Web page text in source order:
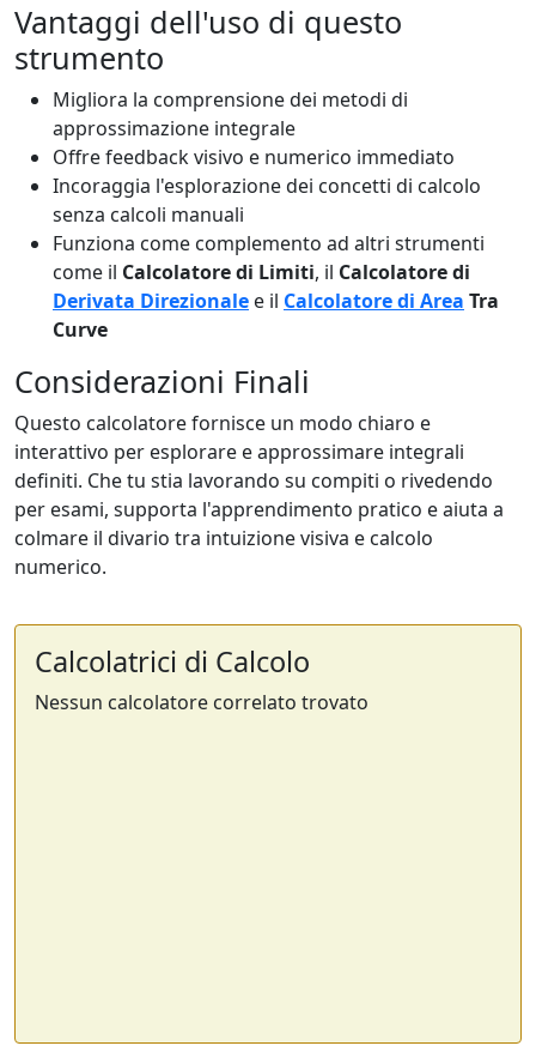
Vantaggi dell'uso di questo
strumento
Migliora la comprensione dei metodi di
approssimazione integrale
Offre feedback visivo e numerico immediato
Incoraggia l'esplorazione dei concetti di calcolo
senza calcoli manuali
Funziona come complemento ad altri strumenti
come il Calcolatore di Limiti, il Calcolatore di
Derivata Direzionale e il Calcolatore di Area Tra
Curve
Considerazioni Finali
Questo calcolatore fornisce un modo chiaro e
interattivo per esplorare e approssimare integrali
definiti. Che tu stia lavorando su compiti o rivedendo
per esami, supporta l'apprendimento pratico e aiuta a
colmare il divario tra intuizione visiva e calcolo
numerico.
Calcolatrici di Calcolo
Nessun calcolatore correlato trovato